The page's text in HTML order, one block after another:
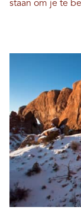
staan ​​om je te